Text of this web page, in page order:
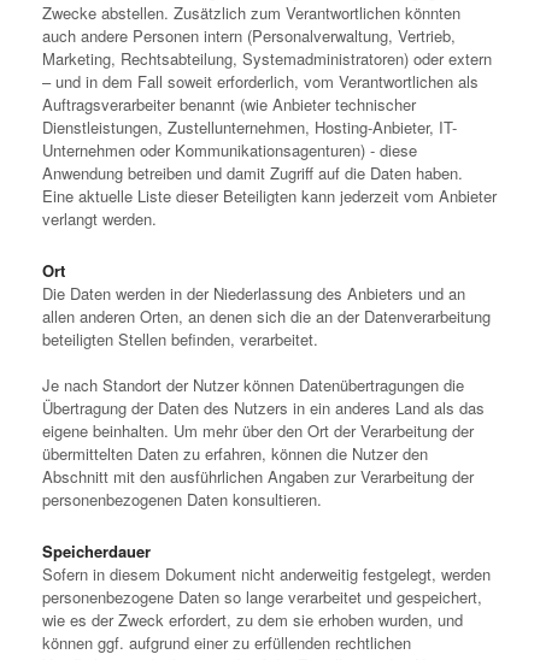
Zwecke abstellen. Zusätzlich zum Verantwortlichen könnten
auch andere Personen intern (Personalverwaltung, Vertrieb,
Marketing, Rechtsabteilung, Systemadministratoren) oder extern
– und in dem Fall soweit erforderlich, vom Verantwortlichen als
Auftragsverarbeiter benannt (wie Anbieter technischer
Dienstleistungen, Zustellunternehmen, Hosting-Anbieter, IT-
Unternehmen oder Kommunikationsagenturen) - diese
Anwendung betreiben und damit Zugriff auf die Daten haben.
Eine aktuelle Liste dieser Beteiligten kann jederzeit vom Anbieter
verlangt werden.
Ort
Die Daten werden in der Niederlassung des Anbieters und an
allen anderen Orten, an denen sich die an der Datenverarbeitung
beteiligten Stellen befinden, verarbeitet.
Je nach Standort der Nutzer können Datenübertragungen die
Übertragung der Daten des Nutzers in ein anderes Land als das
eigene beinhalten. Um mehr über den Ort der Verarbeitung der
übermittelten Daten zu erfahren, können die Nutzer den
Abschnitt mit den ausführlichen Angaben zur Verarbeitung der
personenbezogenen Daten konsultieren.
Speicherdauer
Sofern in diesem Dokument nicht anderweitig festgelegt, werden
personenbezogene Daten so lange verarbeitet und gespeichert,
wie es der Zweck erfordert, zu dem sie erhoben wurden, und
können ggf. aufgrund einer zu erfüllenden rechtlichen